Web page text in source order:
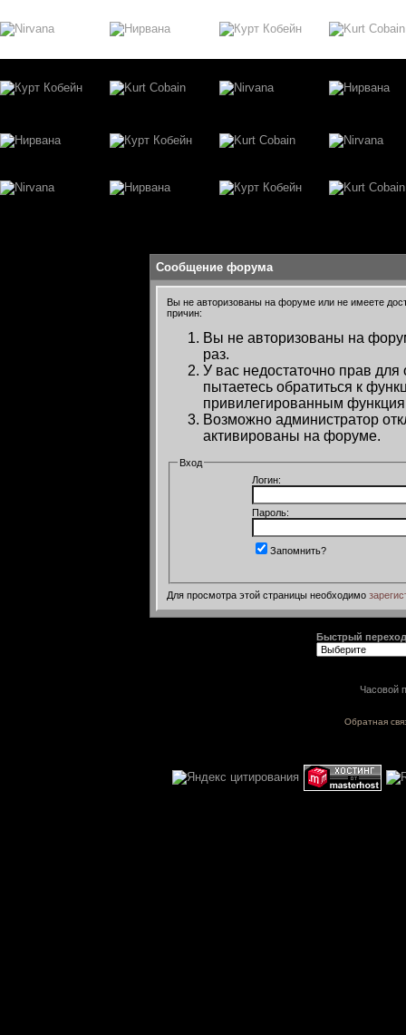
Сообщение форума
Вы не авторизованы на форуме или не имеете
причин:
Вы не авторизованы на
раз.
У вас недостаточно прав
пытаетесь обратиться к
привилегированным
Возможно администратор
активированы на форуме.
Вход
Логин:
Пароль:
Запомнить?
Для просмотра этой страницы необходимо
Быстрый переход
Часовой
Обратная